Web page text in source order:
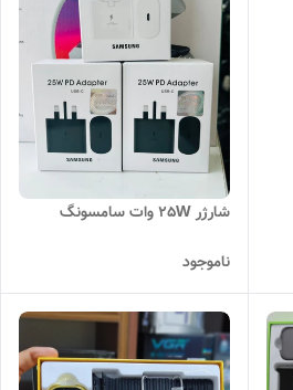
شارژر 25W وات سامسونگ
ناموجود